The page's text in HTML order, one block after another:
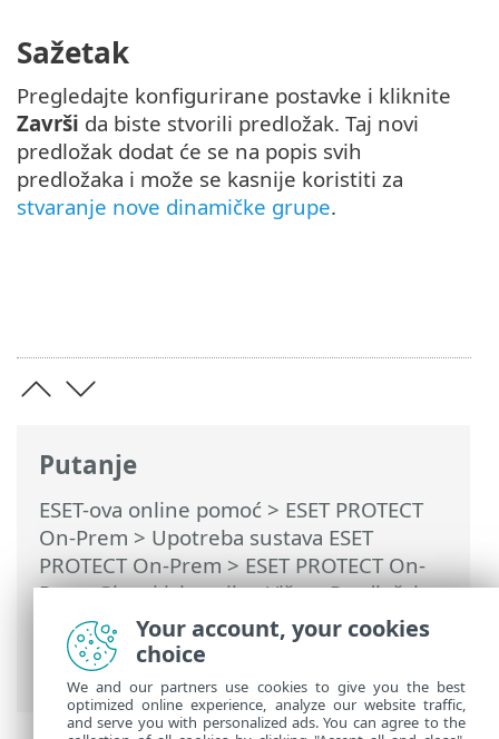
Putanje
ESET-ova online pomoć > ESET PROTECT
On-Prem > Upotreba sustava ESET
PROTECT On-Prem > ESET PROTECT On-
Prem Glavni izbornik>Više>Predlošci
dinamičkih grupa>Predložak dinamičke
grupe – primjeri> Dinamička grupa –
instalirana je određena verzija softvera
Sažetak
Pregledajte konfigurirane postavke i kliknite
Završi da biste stvorili predložak. Taj novi
predložak dodat će se na popis svih
predložaka i može se kasnije koristiti za
stvaranje nove dinamičke grupe.
Your account, your cookies
choice
We and our partners use cookies to give you the best
optimized online experience, analyze our website traffic,
and serve you with personalized ads. You can agree to the